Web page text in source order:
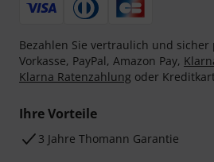
Bezahlen Sie vertraulich und sicher
Vorkasse, PayPal, Amazon Pay,
Klarna Ratenzahlung oder
Ihre Vorteile
3 Jahre Thomann Garantie